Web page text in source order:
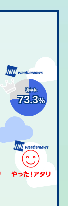
適中率
73.3%